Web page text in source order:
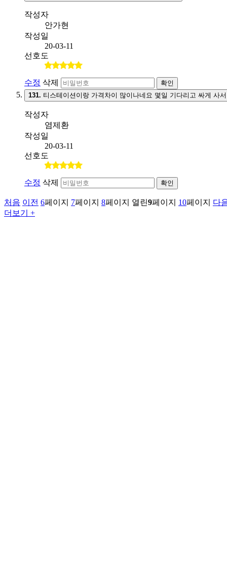
작성자
안가현
작성일
20-03-11
선호도
수정 삭제
확인
131. 티스테이션이랑 가격차이 많이나네요 몇일 기다리고 싸게 사
작성자
염제환
작성일
20-03-11
선호도
수정 삭제 확인
처음 이전 6페이지 7페이지 8페이지 열린9페이지 10페이지
다
더보기 +